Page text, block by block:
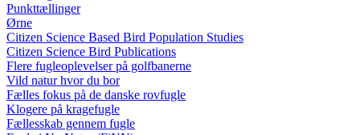
Punkttællinger
Ørne
Citizen Science Based Bird Population Studies
Citizen Science Bird Publications
Flere fugleoplevelser på golfbanerne
Vild natur hvor du bor
Fælles fokus på de danske rovfugle
Klogere på kragefugle
Fællesskab gennem fugle